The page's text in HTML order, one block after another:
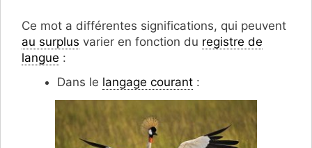
Ce mot a différentes significations, qui peuvent
au surplus varier en fonction du registre de
langue :
Dans le langage courant :